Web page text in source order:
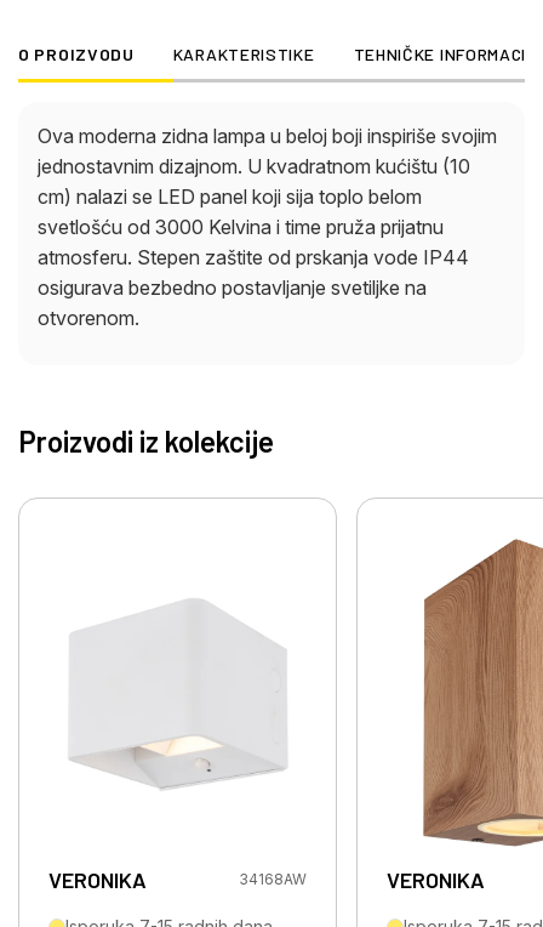
O PROIZVODU KARAKTERISTIKE TEHNIČKE
Ova moderna zidna lampa u beloj boji inspiriše svojim
jednostavnim dizajnom. U kvadratnom kućištu (10
cm) nalazi se LED panel koji sija toplo belom
svetlošću od 3000 Kelvina i time pruža prijatnu
atmosferu. Stepen zaštite od prskanja vode IP44
osigurava bezbedno postavljanje svetiljke na
otvorenom.
Proizvodi iz kolekcije
VERONIKA 34168AW VERONIKA